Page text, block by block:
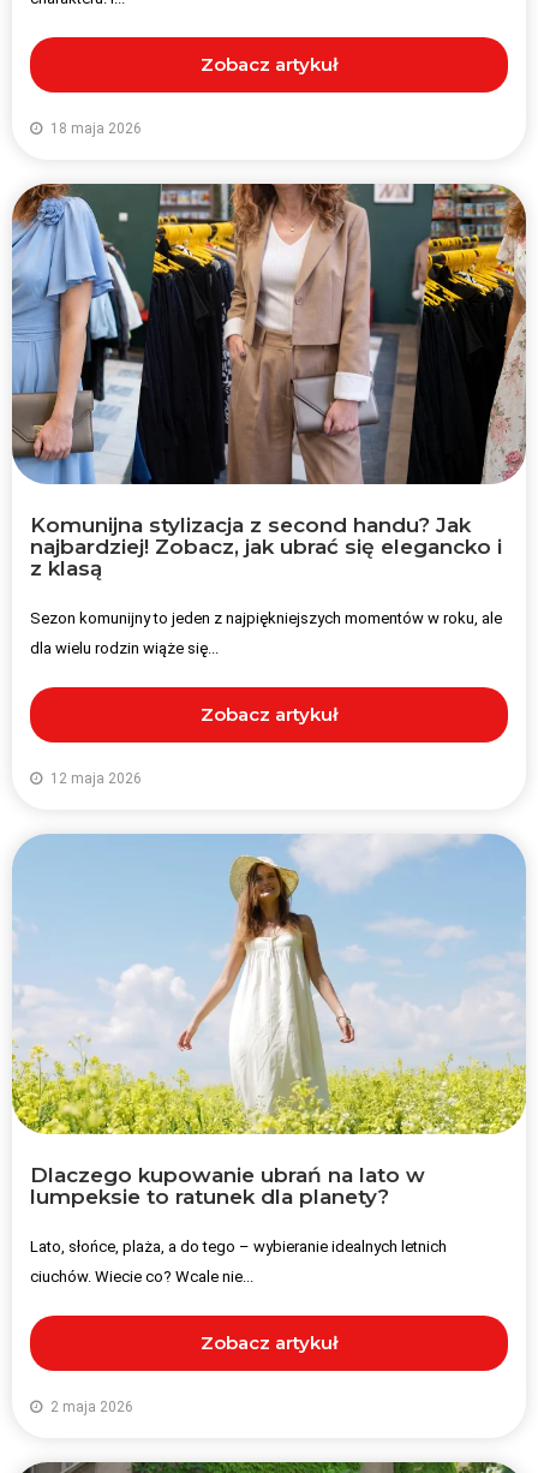
Zobacz artykuł
18 maja 2026
Komunijna stylizacja z second handu? Jak
najbardziej! Zobacz, jak ubrać się elegancko i
z klasą
Sezon komunijny to jeden z najpiękniejszych momentów w roku, ale
dla wielu rodzin wiąże się...
Zobacz artykuł
12 maja 2026
Dlaczego kupowanie ubrań na lato w
lumpeksie to ratunek dla planety?
Lato, słońce, plaża, a do tego – wybieranie idealnych letnich
ciuchów. Wiecie co? Wcale nie...
Zobacz artykuł
2 maja 2026